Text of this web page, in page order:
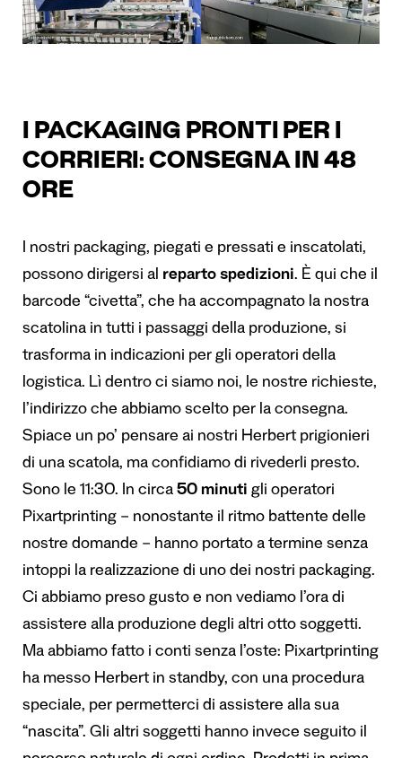
I PACKAGING PRONTI PER I
CORRIERI: CONSEGNA IN 48
ORE
I nostri packaging, piegati e pressati e inscatolati,
possono dirigersi al reparto spedizioni. È qui che il
barcode “civetta”, che ha accompagnato la nostra
scatolina in tutti i passaggi della produzione, si
trasforma in indicazioni per gli operatori della
logistica. Lì dentro ci siamo noi, le nostre richieste,
l’indirizzo che abbiamo scelto per la consegna.
Spiace un po’ pensare ai nostri Herbert prigionieri
di una scatola, ma confidiamo di rivederli presto.
Sono le 11:30. In circa 50 minuti gli operatori
Pixartprinting – nonostante il ritmo battente delle
nostre domande – hanno portato a termine senza
intoppi la realizzazione di uno dei nostri packaging.
Ci abbiamo preso gusto e non vediamo l’ora di
assistere alla produzione degli altri otto soggetti.
Ma abbiamo fatto i conti senza l’oste: Pixartprinting
ha messo Herbert in standby, con una procedura
speciale, per permetterci di assistere alla sua
“nascita”. Gli altri soggetti hanno invece seguito il